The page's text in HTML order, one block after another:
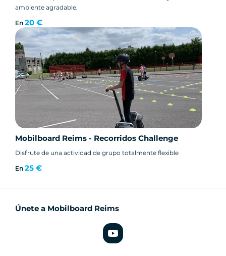
ambiente agradable.
En 20 €
Mobilboard Reims - Recorridos Challenge
Disfrute de una actividad de grupo totalmente flexible
En 25 €
Únete a Mobilboard Reims